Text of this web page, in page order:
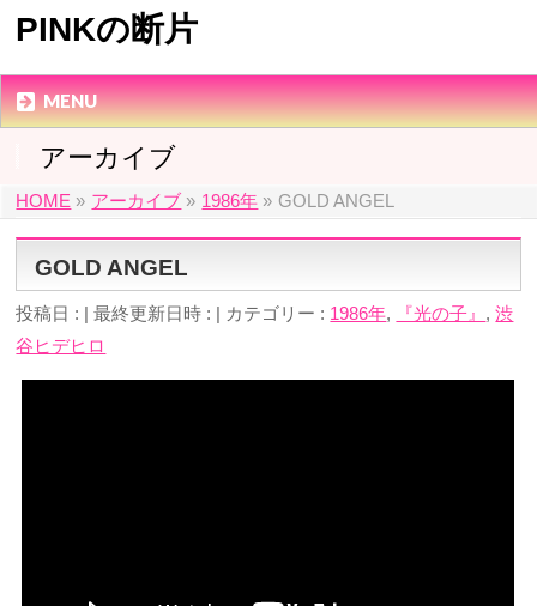
PINKの断片
MENU
アーカイブ
HOME » アーカイブ » 1986年 » GOLD ANGEL
GOLD ANGEL
投稿日 : 最終更新日時 : カテゴリー : 1986年, 『光の子』 ,渋
谷ヒデヒロ